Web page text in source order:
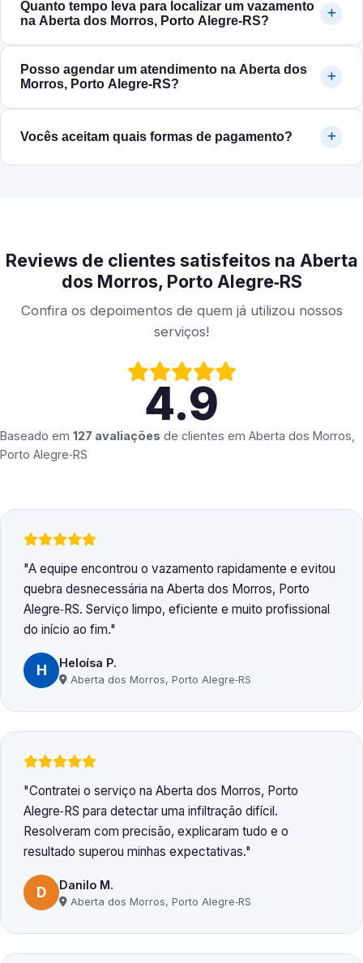
Quanto tempo leva para localizar um vazamento
na Aberta dos Morros, Porto Alegre‑RS?
Posso agendar um atendimento na Aberta dos
Morros, Porto Alegre‑RS?
Vocês aceitam quais formas de pagamento?
Reviews de clientes satisfeitos na Aberta
dos Morros, Porto Alegre‑RS
Confira os depoimentos de quem já utilizou nossos
serviços!
4.9
Baseado em 127 avaliações de clientes em Aberta dos Morros,
Porto Alegre‑RS
A equipe encontrou o vazamento rapidamente e evitou
quebra desnecessária na Aberta dos Morros, Porto
Alegre‑RS. Serviço limpo, eficiente e muito profissional
do início ao fim.
H Heloísa P.
Aberta dos Morros, Porto Alegre‑RS
Contratei o serviço na Aberta dos Morros, Porto
Alegre‑RS para detectar uma infiltração difícil.
Resolveram com precisão, explicaram tudo e o
resultado superou minhas expectativas.
D Danilo M.
Aberta dos Morros, Porto Alegre‑RS